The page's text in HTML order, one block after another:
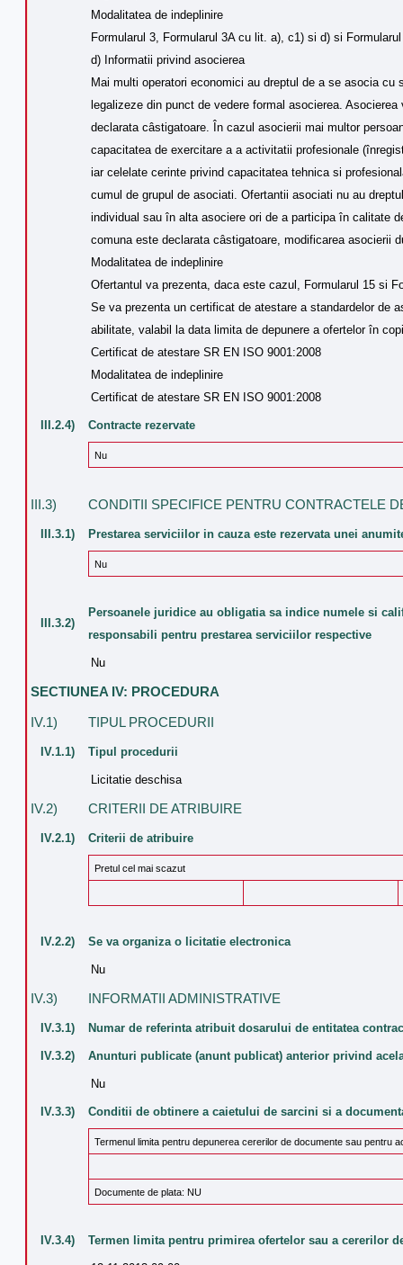
Modalitatea de indeplinire
Formularul 3, Formularul 3A cu lit. a), c1) si d) si
d) Informatii privind asocierea
Mai multi operatori economici au dreptul de a se asocia
legalizeze din punct de vedere formal asocierea.
declarata câstigatoare. În cazul asocierii mai multor
capacitatea de exercitare a a activitatii profesionale
iar celelate cerinte privind capacitatea tehnica si
cumul de grupul de asociati. Ofertantii asociati nu au
individual sau în alta asociere ori de a participa în calitate
comuna este declarata câstigatoare, modificarea asocierii
Modalitatea de indeplinire
Ofertantul va prezenta, daca este cazul, Formularul 15 si
Se va prezenta un certificat de atestare a standardelor de
abilitate, valabil la data limita de depunere a ofertelor în
Certificat de atestare SR EN ISO 9001:2008
Modalitatea de indeplinire
Certificat de atestare SR EN ISO 9001:2008
III.2.4) Contracte rezervate
Nu
III.3) CONDITII SPECIFICE PENTRU CONTRACTELE
III.3.1) Prestarea serviciilor in cauza este rezervata unei
Nu
III.3.2)
Persoanele juridice au obligatia sa indice numele si
responsabili pentru prestarea serviciilor respective
Nu
SECTIUNEA IV: PROCEDURA
IV.1)
TIPUL PROCEDURII
IV.1.1) Tipul procedurii
Licitatie deschisa
IV.2) CRITERII DE ATRIBUIRE
IV.2.1) Criterii de atribuire
Pretul cel mai scazut
IV.2.2) Se va organiza o licitatie electronica
Nu
IV.3) INFORMATII ADMINISTRATIVE
IV.3.1) Numar de referinta atribuit dosarului de entitatea
IV.3.2) Anunturi publicate (anunt publicat) anterior privind
Nu
IV.3.3) Conditii de obtinere a caietului de sarcini si a
Termenul limita pentru depunerea cererilor de documente sau pentru
Documente de plata: NU
IV.3.4) Termen limita pentru primirea ofertelor sau a cererilor